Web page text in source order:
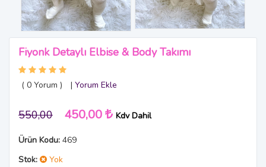
Fiyonk Detaylı Elbise & Body Takımı
( 0 Yorum ) | Yorum Ekle
550,00 450,00 Kdv Dahil
Ürün Kodu: 469
Stok:
Yok